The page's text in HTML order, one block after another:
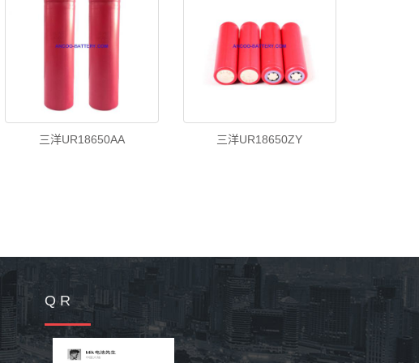
三洋UR18650AA 三洋UR18650ZY
Q R